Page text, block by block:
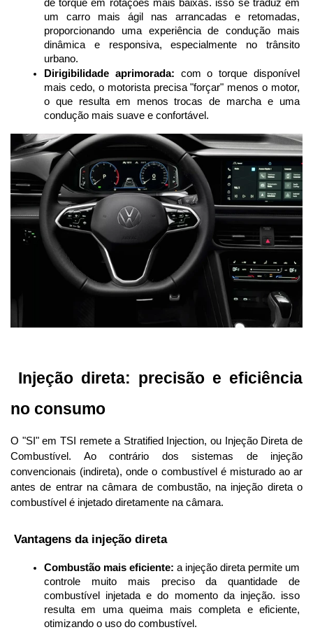
de torque em rotações mais baixas. isso se traduz em
um carro mais ágil nas arrancadas e retomadas,
proporcionando uma experiência de condução mais
dinâmica e responsiva, especialmente no trânsito
urbano.
Dirigibilidade aprimorada: com o torque disponível
mais cedo, o motorista precisa "forçar" menos o motor,
o que resulta em menos trocas de marcha e uma
condução mais suave e confortável.
Injeção direta: precisão e eficiência
no consumo
O "SI" em TSI remete a Stratified Injection, ou Injeção Direta de
Combustível. Ao contrário dos sistemas de injeção
convencionais (indireta), onde o combustível é misturado ao ar
antes de entrar na câmara de combustão, na injeção direta o
combustível é injetado diretamente na câmara.
Vantagens da injeção direta
Combustão mais eficiente: a injeção direta permite um
controle muito mais preciso da quantidade de
combustível injetada e do momento da injeção. isso
resulta em uma queima mais completa e eficiente,
otimizando o uso do combustível.